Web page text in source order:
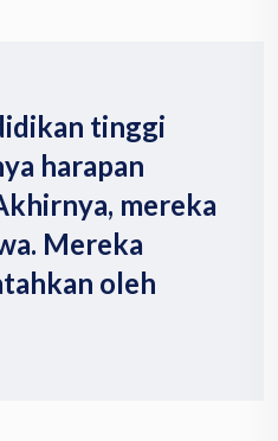
tinggi
harapan
mereka
Mereka
oleh